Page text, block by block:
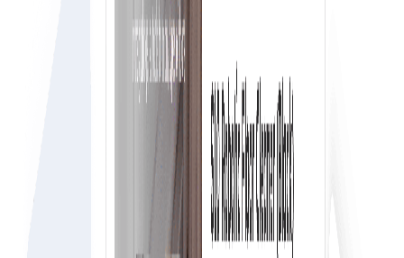
لین دین کے لیے محفوظ تجربہ
اپنے لین دین اور ڈیٹا کے لیے بلاک چین ٹیکنالوجی کے ذریعے اعلیٰ
ترین انکرپشن سطح کے ساتھ محفوظ تجربہ حاصل کریں۔